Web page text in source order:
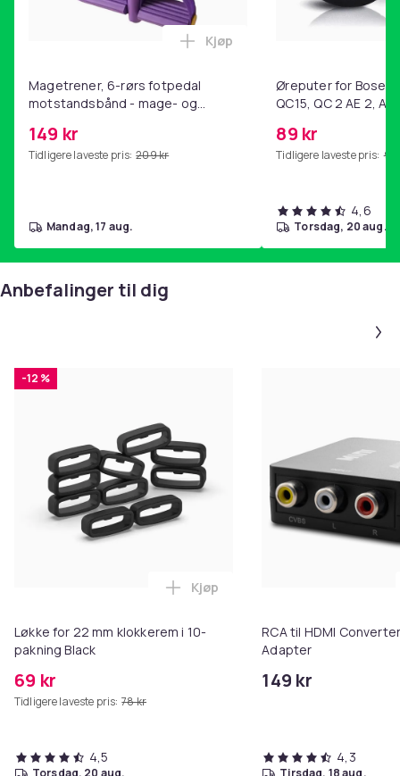
Magetrener, 6-rørs fotpedal
motstandsbånd - mage- og
hjemmegymnastikk Purple
149 kr
Tidligere laveste pris: 209 kr
Legg Magetrener, 6-rørs
Kjøp
mandag, 17 aug.
Øreputer for Bose
QC15, QC 2 AE 2, AE
89 kr
Tidligere laveste pris: 99
4,6
torsdag, 20 aug.
Anbefalinger til dig
-12 %
Løkke for 22 mm klokkerem i 10-
pakning Black
69 kr
Tidligere laveste pris: 78 kr
Legg Løkke for 22 mm
Kjøp
4,5
torsdag, 20 aug.
RCA til HDMI
Adapter
149 kr
4,3
tirsdag, 18 aug.